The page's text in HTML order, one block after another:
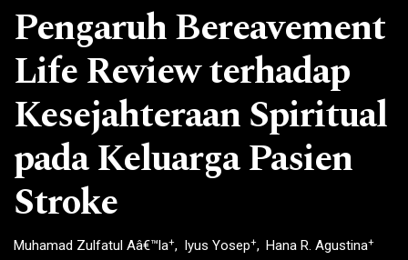
Pengaruh Bereavement
Life Review terhadap
Kesejahteraan Spiritual
pada Keluarga Pasien
Stroke
Muhamad Zulfatul Aâ€™la+ Iyus Yosep+ Hana R. Agustina+